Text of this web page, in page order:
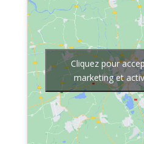
Cliquez pour
marketing et